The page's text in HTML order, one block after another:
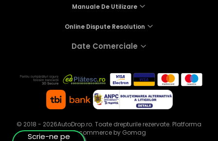
Manuale De Utilizare
Online Dispute Resolution
Date Comerciale
© 2018 - 2026AutoDrop.ro. Toate drepturile rezervate. Platforma
E-commerce by Gomag
Scrie-ne pe